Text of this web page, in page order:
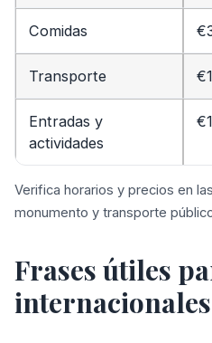
Comidas
Transporte
Entradas y
actividades
Verifica horarios y precios en
monumento y transporte
Frases útiles
internacionales